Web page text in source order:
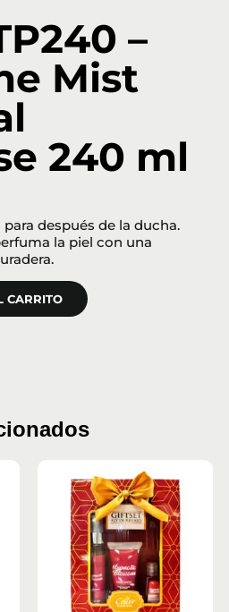
–
Mist
240 ml
después de la ducha.
la piel con una
CARRITO